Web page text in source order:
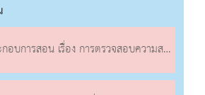
เรื่อง การตรวจสอบความสมเหตุสมผลของคำตอบจากโจทย์การบวกจำนวนนับไม่เกิน 100,000